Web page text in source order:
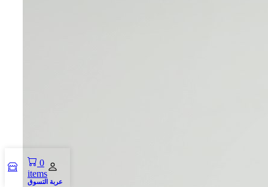
0
items
عربة التسوق